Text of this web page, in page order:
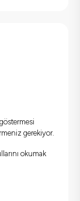
gerekiyor.
okumak